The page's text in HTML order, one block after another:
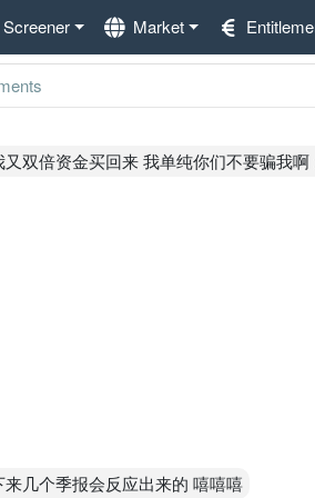
Screener Market
双倍资金买回来 我单纯你们不要骗我啊
几个季报会反应出来的 嘻嘻嘻